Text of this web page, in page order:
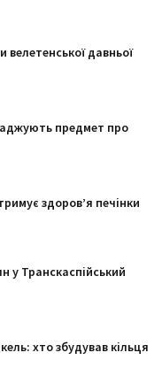
велетенської давньої
предмет про
здоров’я печінки
у Транскаспійський
хто збудував кільця